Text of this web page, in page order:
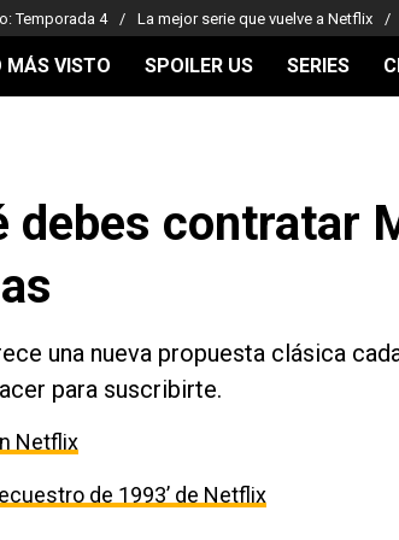
Temporada 4 La mejor serie que vuelve a Netflix
MÁS VISTO SPOILER US SERIES
debes contratar
una nueva propuesta clásica
para suscribirte.
Netflix
de 1993’ de Netflix